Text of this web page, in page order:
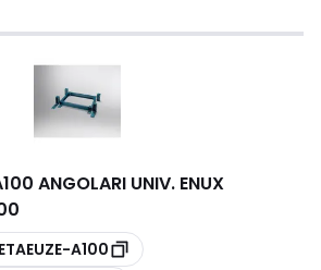
ANGOLARI UNIV. ENUX
ETAEUZE-A100